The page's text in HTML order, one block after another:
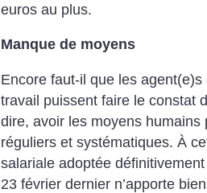
euros au plus.
Manque de moyens
Encore faut-il que les
travail puissent faire le constat
dire, avoir les moyens
réguliers et systématiques. À
salariale adoptée
23 février dernier n’apporte